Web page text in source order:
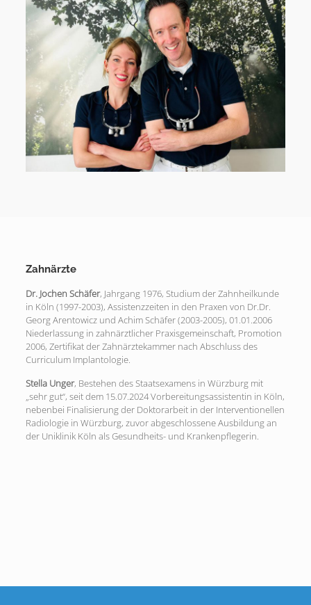
Zahnärzte
Dr. Jochen Schäfer, Jahrgang 1976, Studium der Zahnheilkunde
in Köln (1997-2003), Assistenzzeiten in den Praxen von Dr.Dr.
Georg Arentowicz und Achim Schäfer (2003-2005), 01.01.2006
Niederlassung in zahnärztlicher Praxisgemeinschaft, Promotion
2006, Zertifikat der Zahnärztekammer nach Abschluss des
Curriculum Implantologie.
Stella Unger, Bestehen des Staatsexamens in Würzburg mit
„sehr gut“, seit dem 15.07.2024 Vorbereitungsassistentin in Köln,
nebenbei Finalisierung der Doktorarbeit in der Interventionellen
Radiologie in Würzburg, zuvor abgeschlossene Ausbildung an
der Uniklinik Köln als Gesundheits- und Krankenpflegerin.